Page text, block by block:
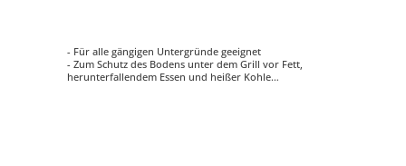
- Für alle gängigen Untergründe geeignet
- Zum Schutz des Bodens unter dem Grill vor Fett,
herunterfallendem Essen und heißer Kohle